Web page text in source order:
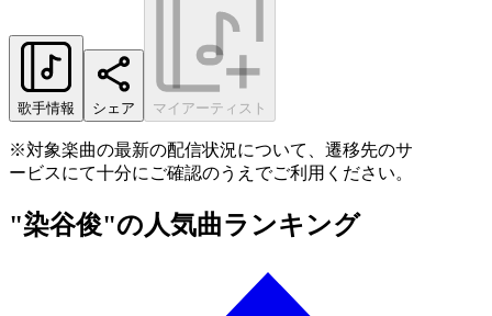
歌手情報 シェア マイアーティスト
※対象楽曲の最新の配信状況について、遷移先のサ
ービスにて十分にご確認のうえでご利用ください。
"染谷俊"の人気曲ランキング